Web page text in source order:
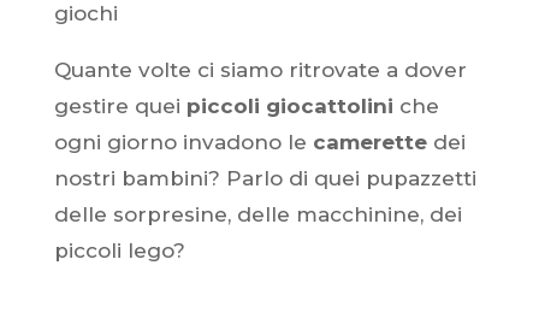
giochi
Quante volte ci siamo ritrovate a dover
gestire quei piccoli giocattolini che
ogni giorno invadono le camerettedei
nostri bambini? Parlo di quei pupazzetti
delle sorpresine, delle macchinine, dei
piccoli lego?